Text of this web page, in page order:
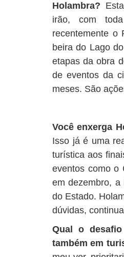
Holambra?
irão, com
recentemente o
beira do Lago
etapas da obra
de eventos da
meses. São
Você enxerga
Isso já é uma
turística aos
eventos como o
em dezembro, a
do Estado.
dúvidas,
Qual o
também em